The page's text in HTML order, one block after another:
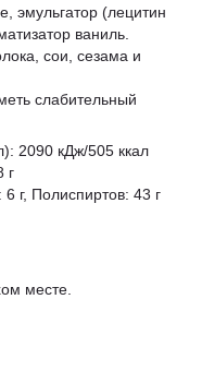
эмульгатор (лецитин
ваниль.
сои, сезама и
слабительный
2090 кДж/505 ккал
г
г, Полиспиртов: 43 г
месте.